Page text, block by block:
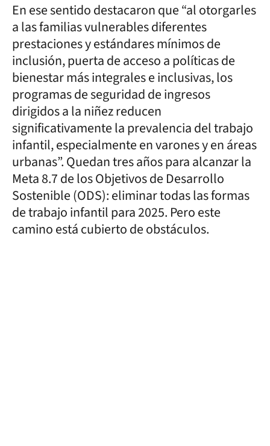
En ese sentido destacaron que “al otorgarles
a las familias vulnerables diferentes
prestaciones y estándares mínimos de
inclusión, puerta de acceso a políticas de
bienestar más integrales e inclusivas, los
programas de seguridad de ingresos
dirigidos a la niñez reducen
significativamente la prevalencia del trabajo
infantil, especialmente en varones y en áreas
urbanas”. Quedan tres años para alcanzar la
Meta 8.7 de los Objetivos de Desarrollo
Sostenible (ODS): eliminar todas las formas
de trabajo infantil para 2025. Pero este
camino está cubierto de obstáculos.